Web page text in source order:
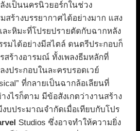
งเป็นนครนิวยอร์กในช่วง
สร้างบรรยากาศได้อย่างมาก แสง
ะหิมะที่โปรยปรายตัดกับฉากหลัง
มได้อย่างมีสไตล์ ดนตรีประกอบก็
ร้างอารมณ์ ทั้งเพลงธีมหลักที่
ประกอบในละครบรอดเวย์
ที่กลายเป็นฉากล้อเลียนที่
ไรก็ตาม มีข้อสังเกตว่างานสร้าง
บประมาณจำกัดเมื่อเทียบกับโปร
Studios ซึ่งอาจทำให้ความยิ่ง